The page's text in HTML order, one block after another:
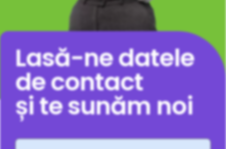
Lasă-ne datele
de contact
și te sunăm noi
Nume